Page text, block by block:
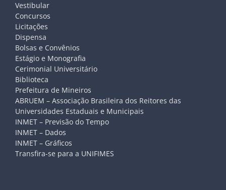
Vestibular
Concursos
Licitações
Dispensa
Bolsas e Convênios
Estágio e Monografia
Cerimonial Universitário
Biblioteca
Prefeitura de Mineiros
ABRUEM – Associação Brasileira dos Reitores das
Universidades Estaduais e Municipais
INMET – Previsão do Tempo
INMET – Dados
INMET – Gráficos
Transfira-se para a UNIFIMES